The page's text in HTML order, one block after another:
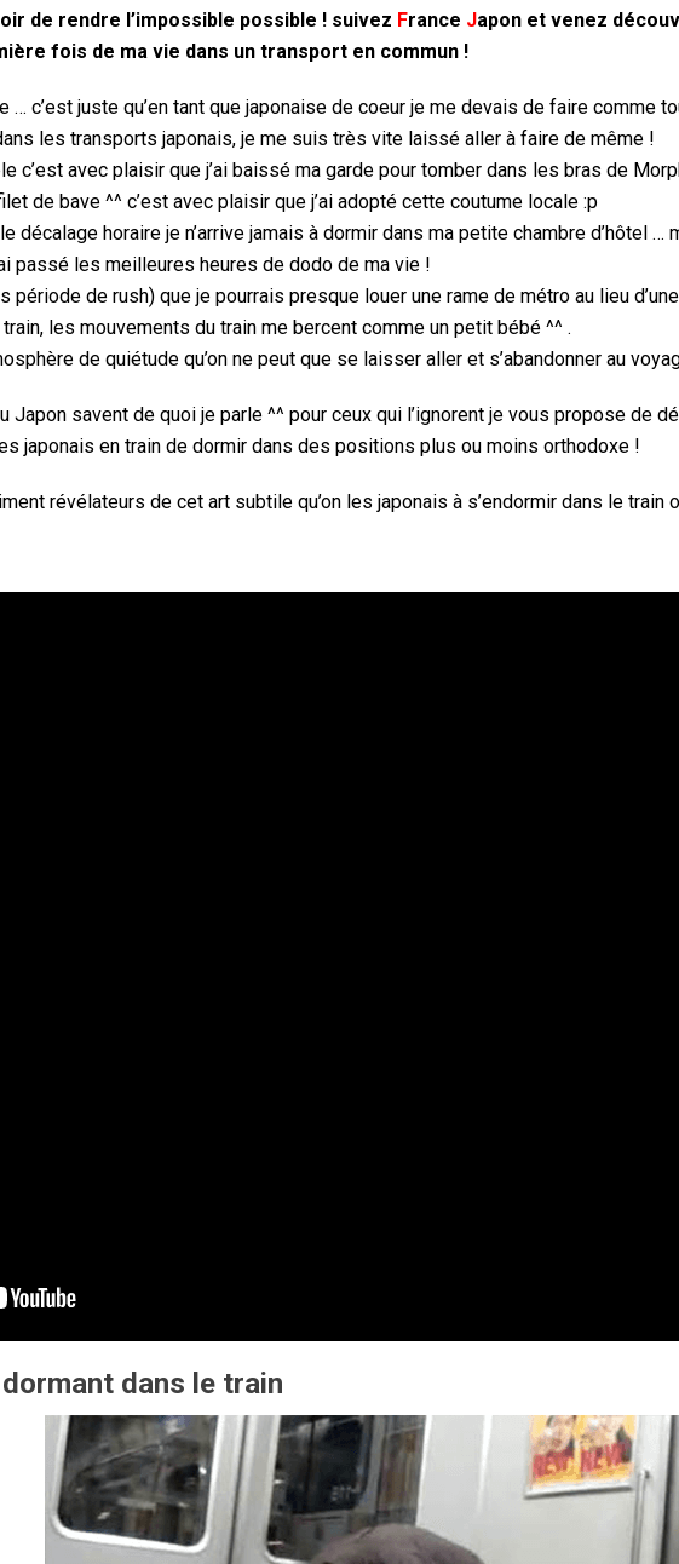
de rendre l’impossible possible ! suivez France Japon et venez
fois de ma vie dans un transport en commun !
… c’est juste qu’en tant que japonaise de coeur je me devais de faire comme
les transports japonais, je me suis très vite laissé aller à faire de même !
c’est avec plaisir que j’ai baissé ma garde pour tomber dans les bras de
de bave ^^ c’est avec plaisir que j’ai adopté cette coutume locale :p
décalage horaire je n’arrive jamais à dormir dans ma petite chambre d’hôtel
passé les meilleures heures de dodo de ma vie !
période de rush) que je pourrais presque louer une rame de métro au lieu
les mouvements du train me bercent comme un petit bébé ^^ .
de quiétude qu’on ne peut que se laisser aller et s’abandonner au
Japon savent de quoi je parle ^^ pour ceux qui l’ignorent je vous propose de
japonais en train de dormir dans des positions plus ou moins orthodoxe !
révélateurs de cet art subtile qu’on les japonais à s’endormir dans le train
dans le train